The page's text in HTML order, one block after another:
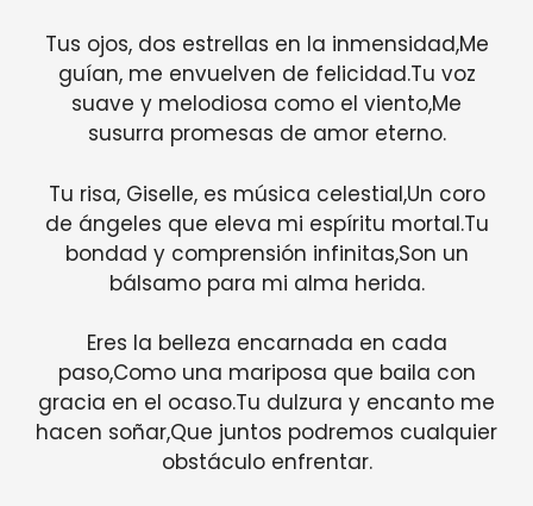
Tus ojos, dos estrellas en la inmensidad,Me
guían, me envuelven de felicidad.Tu voz
suave y melodiosa como el viento,Me
susurra promesas de amor eterno.
Tu risa, Giselle, es música celestial,Un coro
de ángeles que eleva mi espíritu mortal.Tu
bondad y comprensión infinitas,Son un
bálsamo para mi alma herida.
Eres la belleza encarnada en cada
paso,Como una mariposa que baila con
gracia en el ocaso.Tu dulzura y encanto me
hacen soñar,Que juntos podremos cualquier
obstáculo enfrentar.